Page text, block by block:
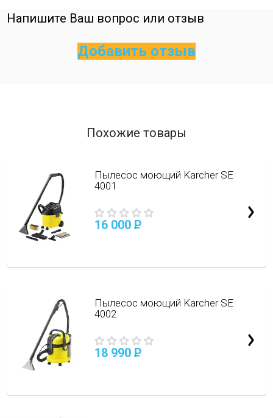
Напишите Ваш вопрос или отзыв
Добавить отзыв
Похожие товары
Пылесос моющий Karcher SE
4001
16 000 P
Пылесос моющий Karcher SE
4002
18 990 P